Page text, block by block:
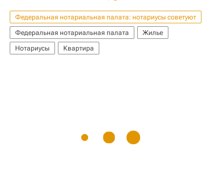
Федеральная нотариальная палата: нотариусы советуют
Федеральная нотариальная палата
Жилье
Нотариусы
Квартира